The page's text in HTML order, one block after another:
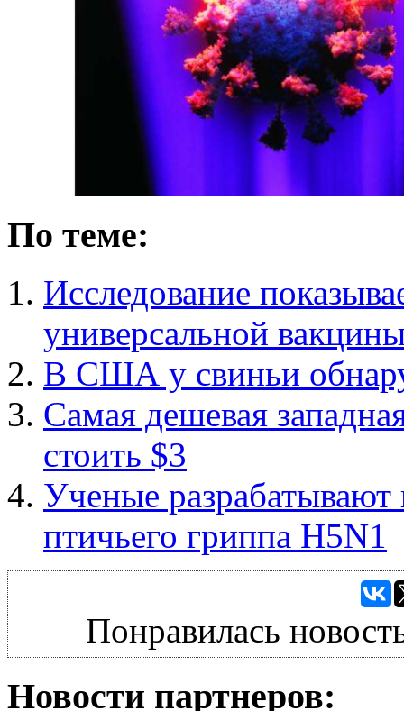
По теме:
Исследование
универсальной
В США у свиньи
Самая дешевая
стоить $3
Ученые разрабатывают
птичьего гриппа H5N1
Понравилась
Новости партнеров: